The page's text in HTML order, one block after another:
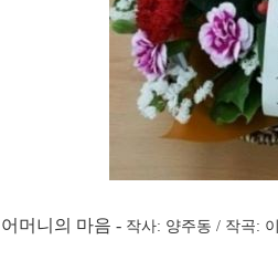
어머니의 마음 - 작사: 양주동 / 작곡: